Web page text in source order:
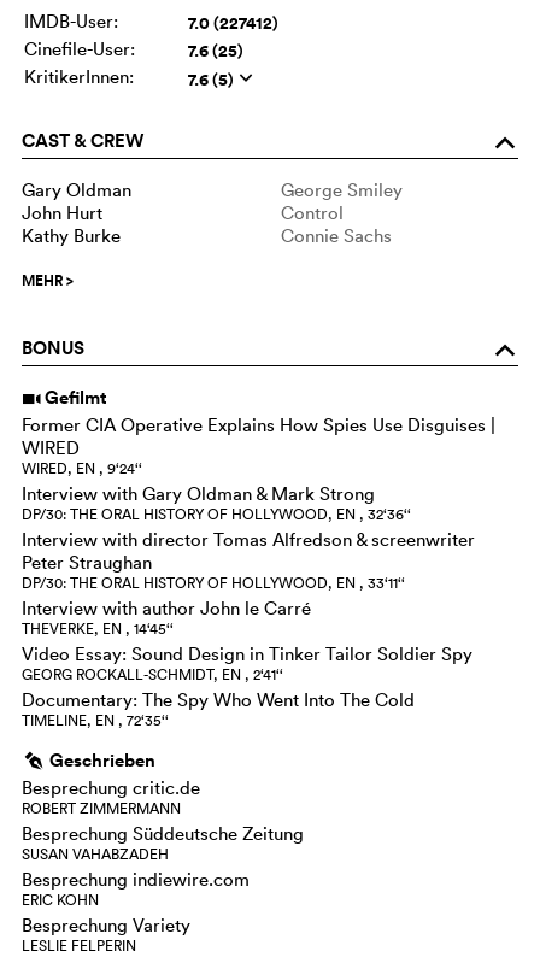
IMDB-User:
7.0 (227412)
Cinefile-User: 7.6 (25)
KritikerInnen: 7.6 (5) q
CAST & CREW o
Gary Oldman
George Smiley
John Hurt
Control
Kathy Burke
Connie Sachs
MEHR>
BONUS o
i Gefilmt
Former CIA Operative Explains How Spies Use Disguises |
WIRED
WIRED, EN , 9‘24‘‘
Interview with Gary Oldman & Mark Strong
DP/30: THE ORAL HISTORY OF HOLLYWOOD, EN , 32‘36‘‘
Interview with director Tomas Alfredson & screenwriter
Peter Straughan
DP/30: THE ORAL HISTORY OF HOLLYWOOD, EN , 33‘11‘‘
Interview with author John le Carré
THEVERKE, EN , 14‘45‘‘
Video Essay: Sound Design in Tinker Tailor Soldier Spy
GEORG ROCKALL-SCHMIDT, EN , 2‘41‘‘
Documentary: The Spy Who Went Into The Cold
TIMELINE, EN , 72‘35‘‘
g Geschrieben
Besprechung critic.de
ROBERT ZIMMERMANN
Besprechung Süddeutsche Zeitung
SUSAN VAHABZADEH
Besprechung indiewire.com
ERIC KOHN
Besprechung Variety
LESLIE FELPERIN